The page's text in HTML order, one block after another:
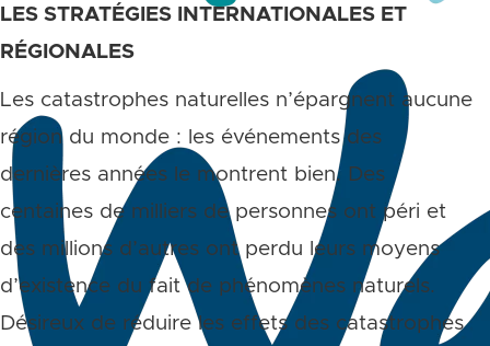
LES STRATÉGIES INTERNATIONALES ET
RÉGIONALES
Les catastrophes naturelles n’épargnent aucune
région du monde : les événements des
dernières années le montrent bien. Des
centaines de milliers de personnes ont péri et
des millions d’autres ont perdu leurs moyens
d’existence du fait de phénomènes naturels.
Désireux de réduire les effets des catastrophes